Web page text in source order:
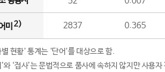
미 2) 2837 0.365
현황' 통계는 '단어'를 대상으로 함.
와 ‘접사’는 문법적으로 품사에 속하지 않지만 사용